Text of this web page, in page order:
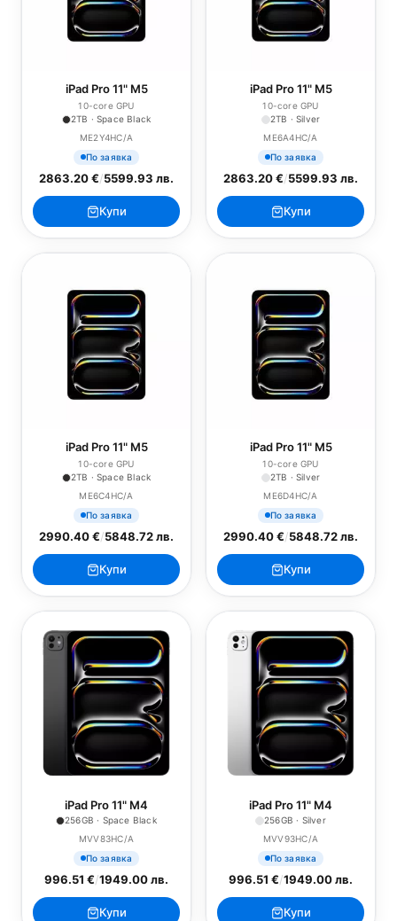
iPad Pro 11" M5
10-core GPU
2TB · Space Black
ME2Y4HC/A
По заявка
2863.20 €/5599.93 лв.
Купи
iPad Pro 11" M5
10-core GPU
2TB · Silver
ME6A4HC/A
По заявка
2863.20 €/5599.93 лв.
Купи
iPad Pro 11" M5
10-core GPU
2TB · Space Black
ME6C4HC/A
По заявка
2990.40 €/5848.72 лв.
Купи
iPad Pro 11" M5
10-core GPU
2TB · Silver
ME6D4HC/A
По заявка
2990.40 €/5848.72 лв.
Купи
iPad Pro 11" M4
256GB · Space Black
MVV83HC/A
По заявка
996.51 €/1949.00 лв.
Купи
iPad Pro 11" M4
256GB · Silver
MVV93HC/A
По заявка
996.51 €/1949.00 лв.
Купи